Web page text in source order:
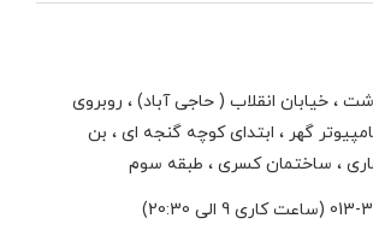
، خيابان انقلاب ( حاجی آباد) ، روبروی
گهر ، ابتدای كوچه گنجه ای ، بن
، ساختمان كسری ، طبقه سوم
9 الی 20:30)